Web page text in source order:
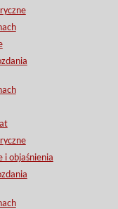
i objaśnienia